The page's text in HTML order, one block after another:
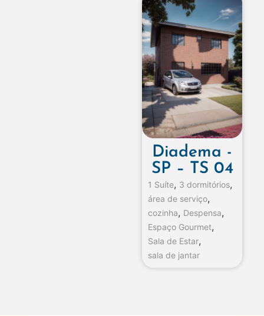
Diadema -
SP – TS 04
1 Suíte, 3 dormitórios,
área de serviço,
cozinha, Despensa,
Espaço Gourmet,
Sala de Estar,
sala de jantar